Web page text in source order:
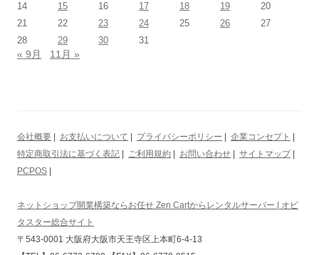
14
15 16 17 18 19
20
21
22 23 24 25 26
27
28
29 30 31
« 9月 11月 »
会社概要 お支払いについて プライバシーポリシー 企業コンセプト
特定商取引法に基づく表記
ご利用規約 お問い合わせ サイトマップ|
PCPOS
ネットショップ開業構築ならお任せ Zen Cartからレンタルサーバー | オビ
タスター総合サイト
〒543-0001 大阪府大阪市天王寺区上本町6-4-13